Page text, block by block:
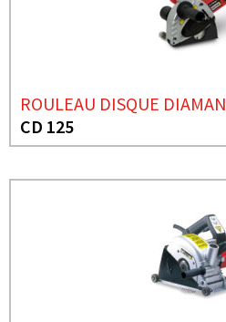
ROULEAU DISQUE
CD 125